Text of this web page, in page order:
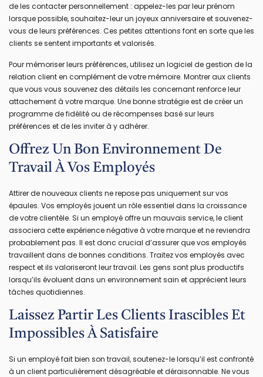
de les contacter personnellement : appelez-les par leur prénom
lorsque possible, souhaitez-leur un joyeux anniversaire et souvenez-
vous de leurs préférences. Ces petites attentions font en sorte que les
clients se sentent importants et valorisés.
Pour mémoriser leurs préférences, utilisez un logiciel de gestion de la
relation client en complément de votre mémoire. Montrer aux clients
que vous vous souvenez des détails les concernant renforce leur
attachement à votre marque. Une bonne stratégie est de créer un
programme de fidélité ou de récompenses basé sur leurs
préférences et de les inviter à y adhérer.
Offrez Un Bon Environnement De
Travail À Vos Employés
Attirer de nouveaux clients ne repose pas uniquement sur vos
épaules. Vos employés jouent un rôle essentiel dans la croissance
de votre clientèle. Si un employé offre un mauvais service, le client
associera cette expérience négative à votre marque et ne reviendra
probablement pas. Il est donc crucial d’assurer que vos employés
travaillent dans de bonnes conditions. Traitez vos employés avec
respect et ils valoriseront leur travail. Les gens sont plus productifs
lorsqu’ils évoluent dans un environnement sain et apprécient leurs
tâches quotidiennes.
Laissez Partir Les Clients Irascibles Et
Impossibles À Satisfaire
Si un employé fait bien son travail, soutenez-le lorsqu’il est confronté
à un client particulièrement désagréable et déraisonnable. Ne vous